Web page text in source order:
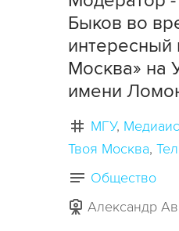
Быков во
интересный
Москва» на
имени
МГУ
Твоя Москва
Общество
Александр